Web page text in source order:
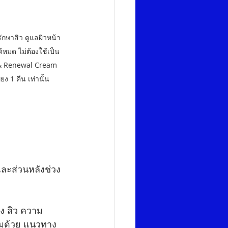
ษาสิว ดูแลผิวหน้า
มด ไม่ต้องใช้เป็น
Cream
ง 1 คืน เท่านั้น
ส่วนหลังช่วง
สิว ความ
ด้วย แนวทาง